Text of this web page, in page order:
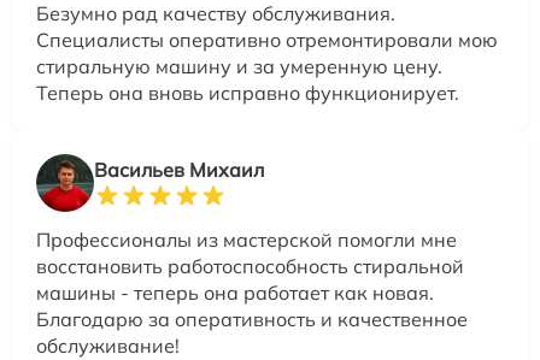
Безумно рад качеству обслуживания.
Специалисты оперативно отремонтировали мою
стиральную машину и за умеренную цену.
Теперь она вновь исправно функционирует.
Васильев Михаил
Профессионалы из мастерской помогли мне
восстановить работоспособность стиральной
машины - теперь она работает как новая.
Благодарю за оперативность и качественное
обслуживание!